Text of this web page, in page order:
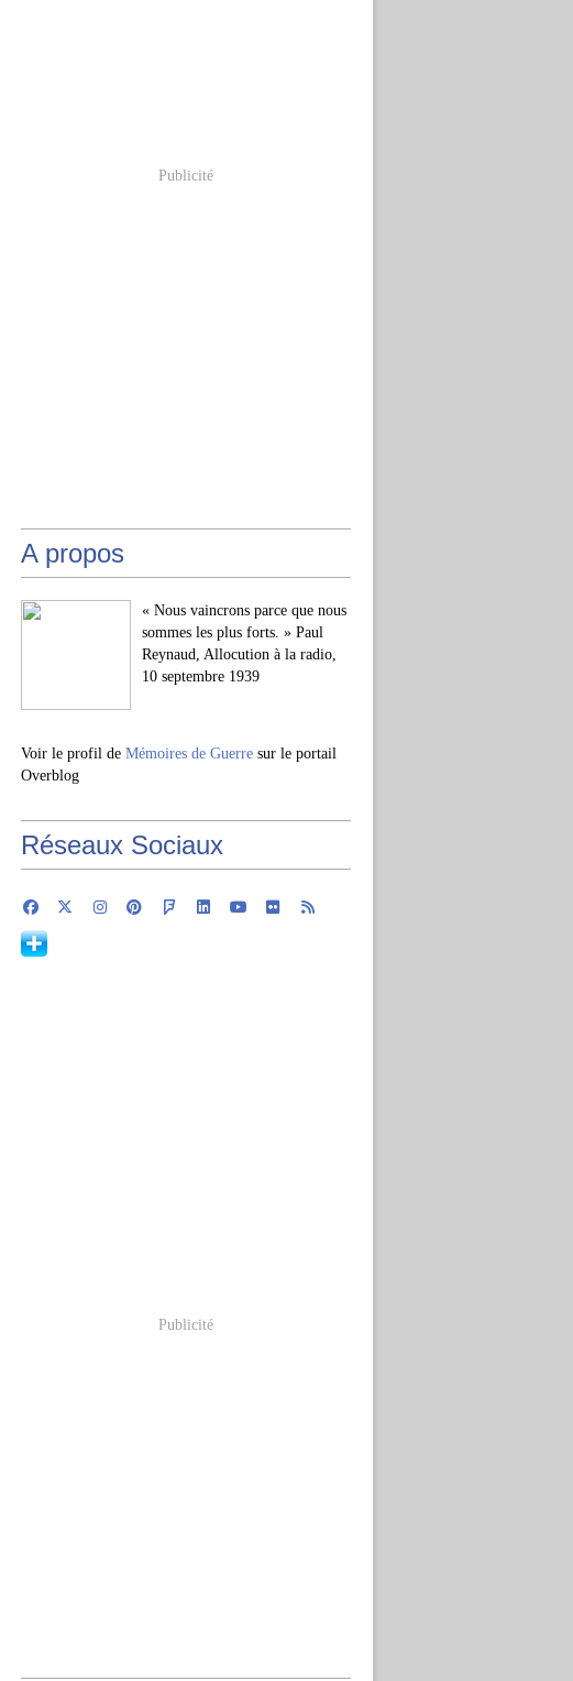
Publicité
A propos
« Nous vaincrons parce que nous
sommes les plus forts. » Paul
Reynaud, Allocution à la radio,
10 septembre 1939
Voir le profil de Mémoires de Guerre sur le portail
Overblog
Réseaux Sociaux
Publicité